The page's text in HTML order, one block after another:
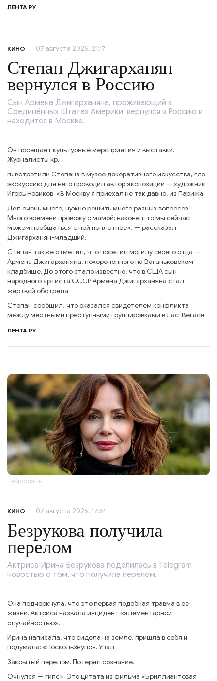
ЛЕНТА РУ
КИНО 07 августа 2026, 21:17
Степан Джигарханян
вернулся в Россию
Сын Армена Джигарханяна, проживающий в
Соединённых Штатах Америки, вернулся в Россию и
находится в Москве.
Он посещает культурные мероприятия и выставки.
Журналисты kp.
ru встретили Степана в музее декоративного искусства, где
экскурсию для него проводил автор экспозиции — художник
Игорь Новиков. «В Москву я приехал не так давно, из Парижа.
Дел очень много, нужно решить много разных вопросов.
Много времени провожу с мамой: наконец-то мы сейчас
можем пообщаться с ней поплотнее», — рассказал
Джигарханян-младший.
Степан также отметил, что посетил могилу своего отца —
Армена Джигарханяна, похороненного на Ваганьковском
кладбище. До этого стало известно, что в США сын
народного артиста СССР Армена Джигарханяна стал
жертвой обстрела.
Степан сообщил, что оказался свидетелем конфликта
между местными преступными группировками в Лас-Вегасе.
ЛЕНТА РУ
Нейросеть
КИНО 07 августа 2026, 17:51
Безрукова получила
перелом
Актриса Ирина Безрукова поделилась в Telegram
новостью о том, что получила перелом.
Она подчеркнула, что это первая подобная травма в её
жизни. Актриса назвала инцидент «элементарной
случайностью».
Ирина написала, что сидела на земле, пришла в себя и
подумала: «Поскользнулся. Упал.
Закрытый перелом. Потерял сознание.
Очнулся — гипс». Это цитата из фильма «Бриллиантовая